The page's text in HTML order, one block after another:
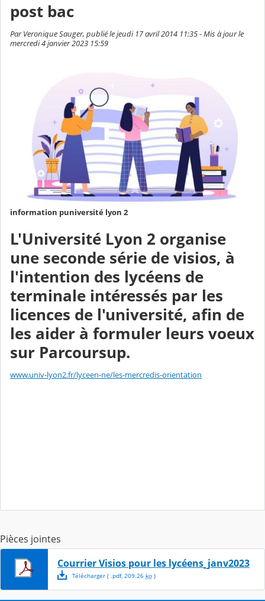
post bac
Par Veronique Sauger, publié le jeudi 17 avril 2014 11:35 - Mis à jour le
mercredi 4 janvier 2023 15:59
information puniversité lyon 2
L'Université Lyon 2 organise
une seconde série de visios, à
l'intention des lycéens de
terminale intéressés par les
licences de l'université, afin de
les aider à formuler leurs voeux
sur Parcoursup.
www.univ-lyon2.fr/lyceen-ne/les-mercredis-orientation
Pièces jointes
Courrier Visios pour les lycéens_janv2023
Télécharger( .pdf, 209.26 ko)